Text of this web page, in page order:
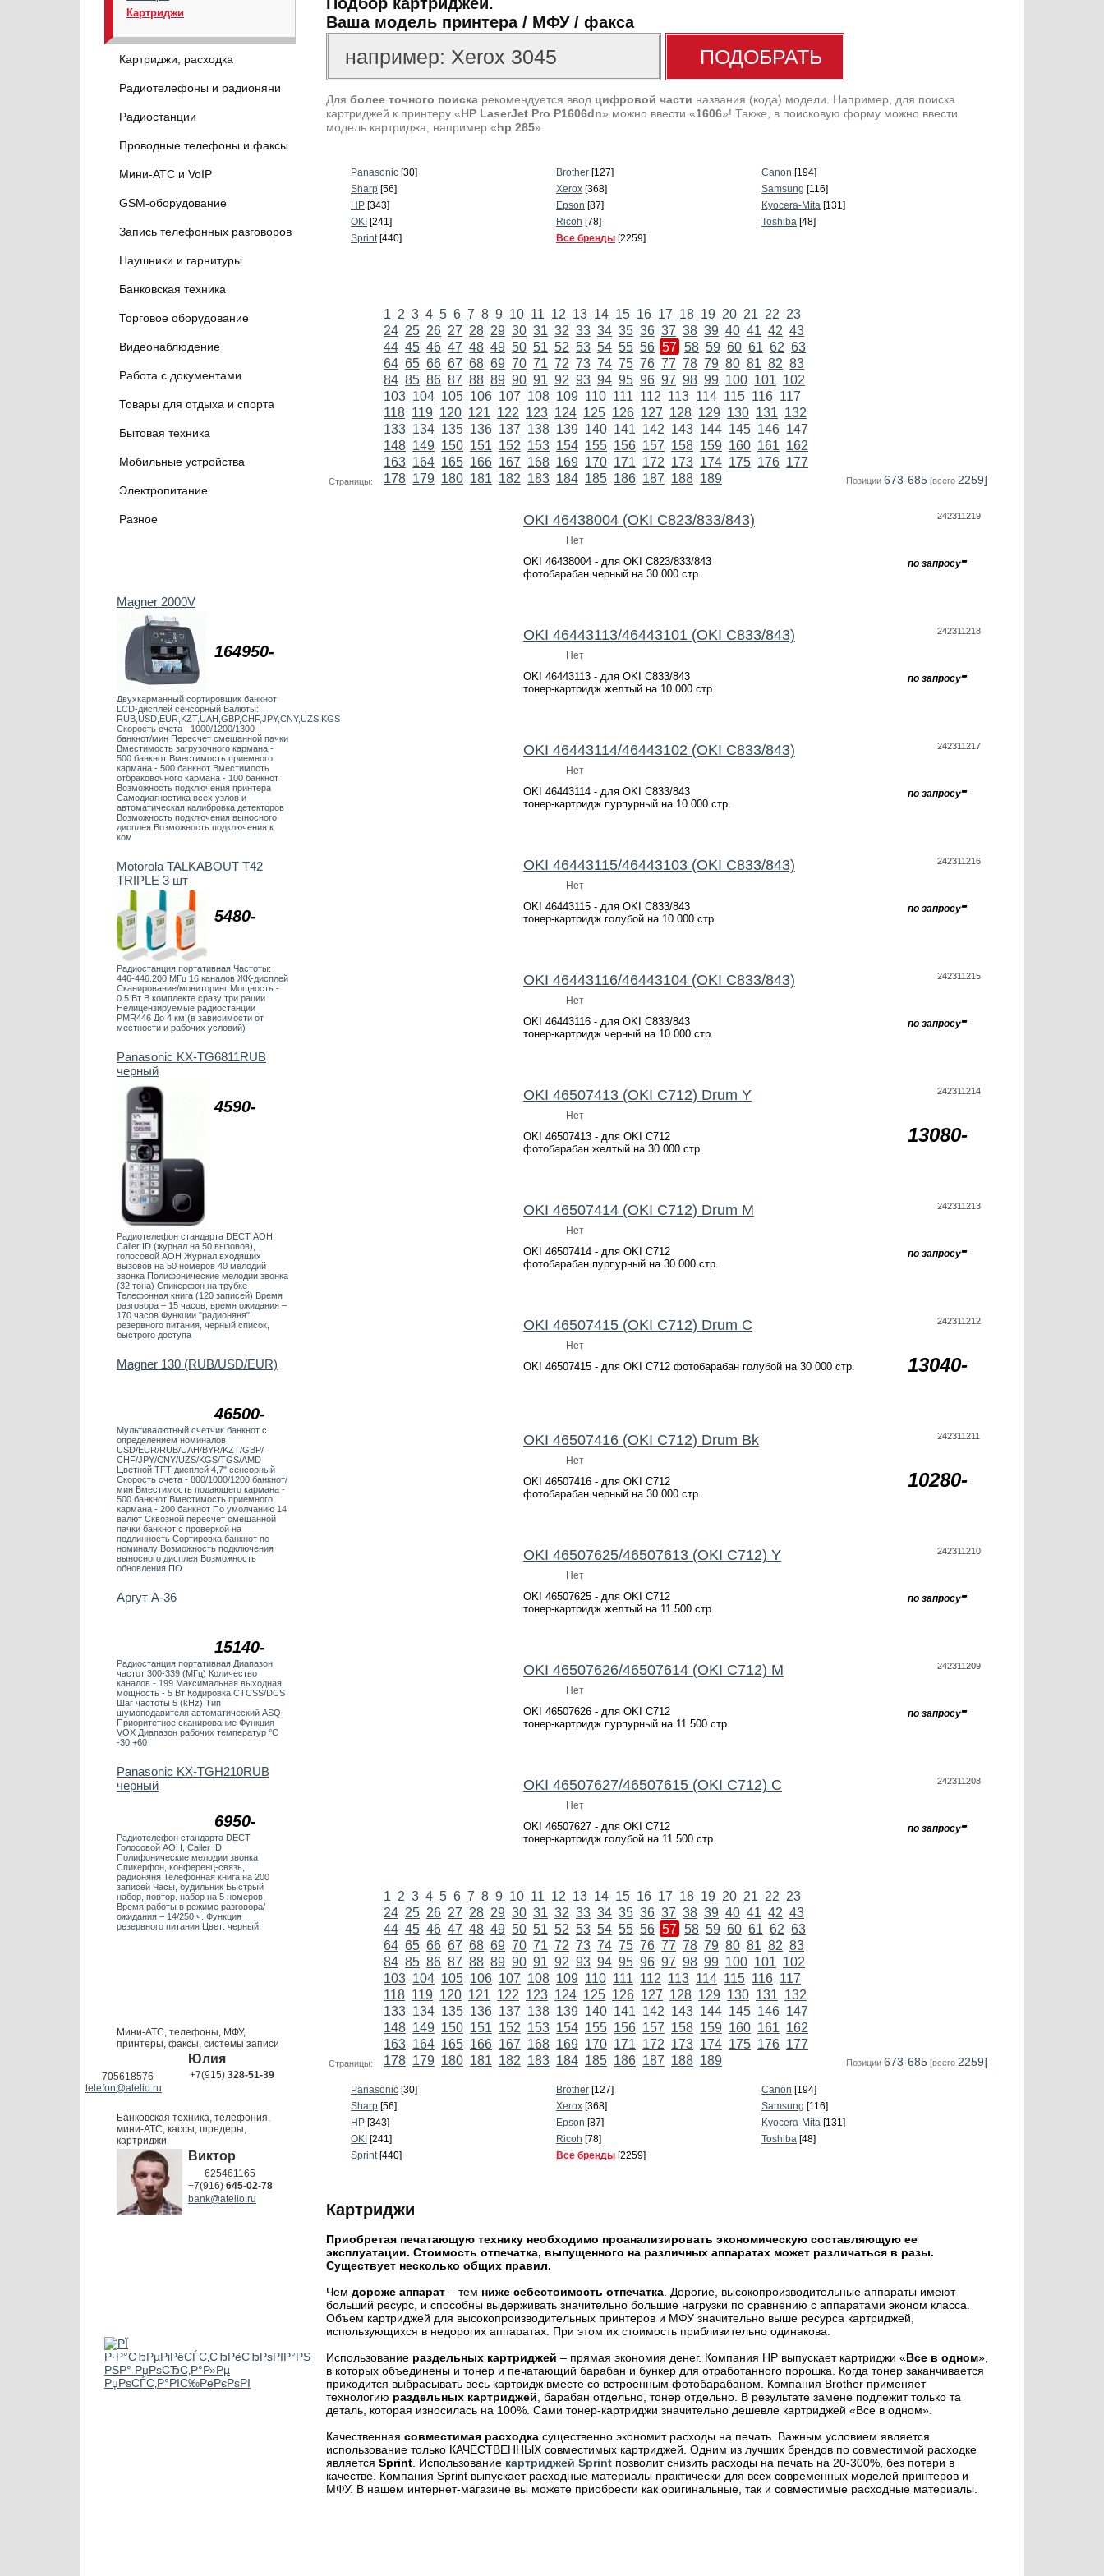
Картриджи
Картриджи, расходка
Радиотелефоны и радионяни
Радиостанции
Проводные телефоны и факсы
Мини-АТС и VoIP
GSM-оборудование
Запись телефонных разговоров
Наушники и гарнитуры
Банковская техника
Торговое оборудование
Видеонаблюдение
Работа с документами
Товары для отдыха и спорта
Бытовая техника
Мобильные устройства
Электропитание
Разное
164950-
Magner 2000V
Двухкарманный сортировщик банкнот
LCD-дисплей сенсорный Валюты:
RUB,USD,EUR,KZT,UAH,GBP,CHF,JPY,CNY,UZS,KGS
Скорость счета - 1000/1200/1300
банкнот/мин Пересчет смешанной пачки
Вместимость загрузочного кармана -
500 банкнот Вместимость приемного
кармана - 500 банкнот Вместимость
отбраковочного кармана - 100 банкнот
Возможность подключения принтера
Самодиагностика всех узлов и
автоматическая калибровка детекторов
Возможность подключения выносного
дисплея Возможность подключения к
ком
5480-
Motorola TALKABOUT T42
TRIPLE 3 шт
Радиостанция портативная Частоты:
446-446.200 МГц 16 каналов ЖК-дисплей
Сканирование/мониторинг Мощность -
0.5 Вт В комплекте сразу три рации
Нелицензируемые радиостанции
PMR446 До 4 км (в зависимости от
местности и рабочих условий)
4590-
Panasonic KX-TG6811RUB
черный
Радиотелефон стандарта DECT АОН,
Caller ID (журнал на 50 вызовов),
голосовой АОН Журнал входящих
вызовов на 50 номеров 40 мелодий
звонка Полифонические мелодии звонка
(32 тона) Спикерфон на трубке
Телефонная книга (120 записей) Время
разговора – 15 часов, время ожидания –
170 часов Функции "радионяня",
резервного питания, черный список,
быстрого доступа
46500-
Magner 130 (RUB/USD/EUR)
Мультивалютный счетчик банкнот с
определением номиналов
USD/EUR/RUB/UAH/BYR/KZT/GBP/
CHF/JPY/CNY/UZS/KGS/TGS/AMD
Цветной TFT дисплей 4,7" сенсорный
Скорость счета - 800/1000/1200 банкнот/
мин Вместимость подающего кармана -
500 банкнот Вместимость приемного
кармана - 200 банкнот По умолчанию 14
валют Сквозной пересчет смешанной
пачки банкнот с проверкой на
подлинность Сортировка банкнот по
номиналу Возможность подключения
выносного дисплея Возможность
обновления ПО
15140-
Аргут А-36
Радиостанция портативная Диапазон
частот 300-339 (МГц) Количество
каналов - 199 Максимальная выходная
мощность - 5 Вт Кодировка CTCSS/DCS
Шаг частоты 5 (kHz) Тип
шумоподавителя автоматический ASQ
Приоритетное сканирование Функция
VOX Диапазон рабочих температур °C
-30 +60
6950-
Panasonic KX-TGH210RUB
черный
Радиотелефон стандарта DECT
Голосовой АОН, Caller ID
Полифонические мелодии звонка
Спикерфон, конференц-связь,
радионяня Телефонная книга на 200
записей Часы, будильник Быстрый
набор, повтор. набор на 5 номеров
Время работы в режиме разговора/
ожидания – 14/250 ч. Функция
резервного питания Цвет: черный
Мини-АТС, телефоны, МФУ,
принтеры, факсы, системы записи
Юлия
705618576 +7(915) 328-51-39
telefon@atelio.ru
Банковская техника, телефония,
мини-АТС, кассы, шредеры,
картриджи
Виктор
625461165
+7(916) 645-02-78
bank@atelio.ru
Ваша модель принтера / МФУ / факса
Для более точного поиска рекомендуется ввод цифровой части названия (кода) модели. Например, для поиска
картриджей к принтеру «HP LaserJet Pro P1606dn» можно ввести «1606»! Также, в поисковую форму можно ввести
модель картриджа, например «hp 285».
Panasonic [30] Brother [127] Canon [194]
Sharp [56] Xerox [368] Samsung [116]
HP [343] Epson [87] Kyocera-Mita [131]
OKI [241] Ricoh [78] Toshiba [48]
Sprint[440] Все бренды [2259]
Страницы:
1 2 3 4 5 6 7 8 9 10 11 12 13 14 15 16 17 18 19 20 21 22 23
24 25 26 27 28 29 30 31 32 33 34 35 36 37 38 39 40 41 42 43
44 45 46 47 48 49 50 51 52 53 54 55 56 57 58 59 60 61 62 63
64 65 66 67 68 69 70 71 72 73 74 75 76 77 78 79 80 81 82 83
84 85 86 87 88 89 90 91 92 93 94 95 96 97 98 99 100 101 102
103 104 105 106 107 108 109 110 111 112 113 114 115 116 117
118 119 120 121 122 123 124 125 126 127 128 129 130 131 132
133 134 135 136 137 138 139 140 141 142 143 144 145 146 147
148 149 150 151 152 153 154 155 156 157 158 159 160 161 162
163 164 165 166 167 168 169 170 171 172 173 174 175 176 177
178 179 180 181 182 183 184 185 186 187 188 189 Позиции 673-685 [всего 2259]
OKI 46438004 (OKI C823/833/843)
Нет
OKI 46438004 - для OKI C823/833/843
фотобарабан черный на 30 000 стр.
242311219
по запросу-
OKI 46443113/46443101 (OKI C833/843)
Нет
OKI 46443113 - для OKI C833/843
тонер-картридж желтый на 10 000 стр.
242311218
по запросу-
OKI 46443114/46443102 (OKI C833/843)
Нет
OKI 46443114 - для OKI C833/843
тонер-картридж пурпурный на 10 000 стр.
242311217
по запросу-
OKI 46443115/46443103 (OKI C833/843)
Нет
OKI 46443115 - для OKI C833/843
тонер-картридж голубой на 10 000 стр.
242311216
по запросу-
OKI 46443116/46443104 (OKI C833/843)
Нет
OKI 46443116 - для OKI C833/843
тонер-картридж черный на 10 000 стр.
242311215
по запросу-
OKI 46507413 (OKI C712) Drum Y
Нет
OKI 46507413 - для OKI C712
фотобарабан желтый на 30 000 стр.
242311214
13080-
OKI 46507414 (OKI C712) Drum M
Нет
OKI 46507414 - для OKI C712
фотобарабан пурпурный на 30 000 стр.
242311213
по запросу-
OKI 46507415 (OKI C712) Drum C
Нет
OKI 46507415 - для OKI C712 фотобарабан голубой на 30 000 стр.
242311212
13040-
OKI 46507416 (OKI C712) Drum Bk
Нет
OKI 46507416 - для OKI C712
фотобарабан черный на 30 000 стр.
242311211
10280-
OKI 46507625/46507613 (OKI C712) Y
Нет
OKI 46507625 - для OKI C712
тонер-картридж желтый на 11 500 стр.
242311210
по запросу-
OKI 46507626/46507614 (OKI C712) M
Нет
OKI 46507626 - для OKI C712
тонер-картридж пурпурный на 11 500 стр.
242311209
по запросу-
OKI 46507627/46507615 (OKI C712) C
Нет
OKI 46507627 - для OKI C712
тонер-картридж голубой на 11 500 стр.
242311208
по запросу-
Страницы:
1 2 3 4 5 6 7 8 9 10 11 12 13 14 15 16 17 18 19 20 21 22 23
24 25 26 27 28 29 30 31 32 33 34 35 36 37 38 39 40 41 42 43
44 45 46 47 48 49 50 51 52 53 54 55 56 57 58 59 60 61 62 63
64 65 66 67 68 69 70 71 72 73 74 75 76 77 78 79 80 81 82 83
84 85 86 87 88 89 90 91 92 93 94 95 96 97 98 99 100 101 102
103 104 105 106 107 108 109 110 111 112 113 114 115 116 117
118 119 120 121 122 123 124 125 126 127 128 129 130 131 132
133 134 135 136 137 138 139 140 141 142 143 144 145 146 147
148 149 150 151 152 153 154 155 156 157 158 159 160 161 162
163 164 165 166 167 168 169 170 171 172 173 174 175 176 177
178 179 180 181 182 183 184 185 186 187 188 189 Позиции 673-685 [всего 2259]
Panasonic [30] Brother [127] Canon [194]
Sharp [56] Xerox [368] Samsung [116]
HP [343] Epson [87] Kyocera-Mita [131]
OKI [241] Ricoh [78] Toshiba [48]
Sprint[440] Все бренды [2259]
Картриджи
Приобретая печатающую технику необходимо проанализировать экономическую составляющую ее
эксплуатации. Стоимость отпечатка, выпущенного на различных аппаратах может различаться в разы.
Существует несколько общих правил.
Чем дороже аппарат – тем ниже себестоимость отпечатка . Дорогие, высокопроизводительные аппараты имеют
больший ресурс, и способны выдерживать значительно большие нагрузки по сравнению с аппаратами эконом класса.
Объем картриджей для высокопроизводительных принтеров и МФУ значительно выше ресурса картриджей,
использующихся в недорогих аппаратах. При этом их стоимость приблизительно одинакова.
Использование раздельных картриджей – прямая экономия денег. Компания HP выпускает картриджи «Все в одном»,
в которых объединены и тонер и печатающий барабан и бункер для отработанного порошка. Когда тонер заканчивается
приходится выбрасывать весь картридж вместе со встроенным фотобарабаном. Компания Brother применяет
технологию раздельных картриджей , барабан отдельно, тонер отдельно. В результате замене подлежит только та
деталь, которая износилась на 100%. Сами тонер-картриджи значительно дешевле картриджей «Все в одном».
Качественная совместимая расходка существенно экономит расходы на печать. Важным условием является
использование только КАЧЕСТВЕННЫХ совместимых картриджей. Одним из лучших брендов по совместимой расходке
является Sprint . Использование картриджей Sprint позволит снизить расходы на печать на 20-300%, без потери в
качестве. Компания Sprint выпускает расходные материалы практически для всех современных моделей принтеров и
МФУ. В нашем интернет-магазине вы можете приобрести как оригинальные, так и совместимые расходные материалы.